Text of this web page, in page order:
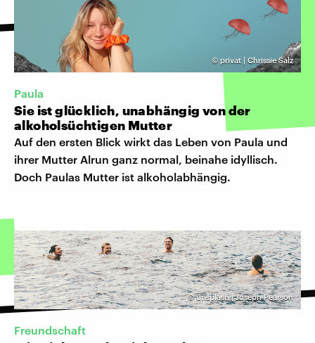
© privat | Chrissie Salz
Paula
Sie ist glücklich, unabhängig von der
alkoholsüchtigen Mutter
Auf den ersten Blick wirkt das Leben von Paula und
ihrer Mutter Alrun ganz normal, beinahe idyllisch.
Doch Paulas Mutter ist alkoholabhängig.
©unsplash | Joseph Pearson
Freundschaft